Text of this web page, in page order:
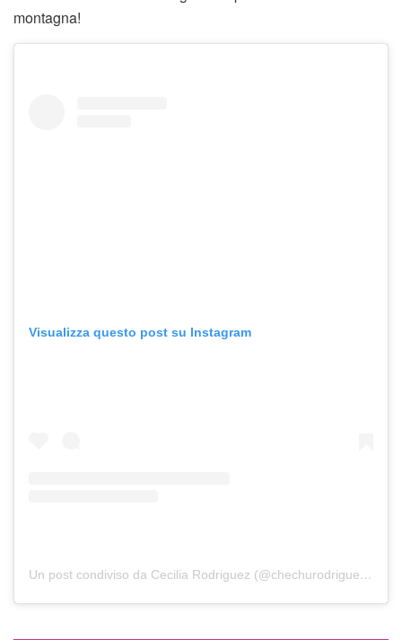
montagna!
Visualizza questo post su Instagram
Un post condiviso da Cecilia Rodriguez (@chechurodriguez_real)